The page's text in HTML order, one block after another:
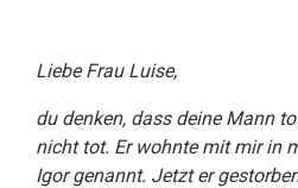
Liebe Frau Luise,
du denken, dass deine Mann
nicht tot. Er wohnte mit mir in
Igor genannt. Jetzt er